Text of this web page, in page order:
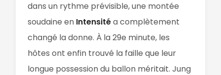
dans un rythme prévisible, une montée
soudaine en Intensitéa complètement
changé la donne. À la 29e minute, les
hôtes ont enfin trouvé la faille que leur
longue possession du ballon méritait. Jung